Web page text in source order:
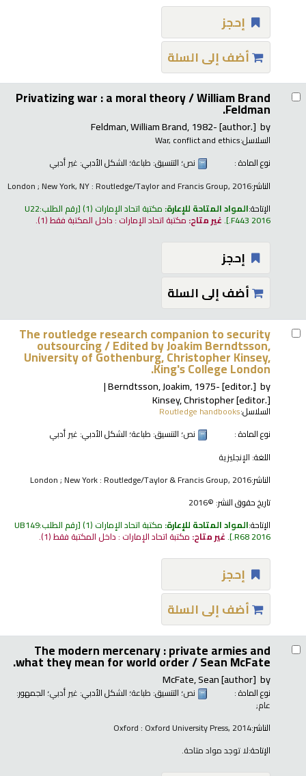
إحجز
أضف إلى السلة
Privatizing war : a moral theory /William Brand
Feldman.
by
Feldman, William Brand, 1982-[author.]
السلاسل:War, conflict and ethics
نوع المادة :
نص؛ التنسيق: طباعة؛ الشكل الأدبي: غير أدبي
الناشر:London ; New York, NY : Routledge/Taylor and Francis Group, 2016
الإتاحة:المواد المتاحة للإعارة: مكتبة اتحاد الإمارات (1) رقم الطلب:U22
.F443 2016
.غير متاح: مكتبة اتحاد الإمارات : داخل المكتبة فقط(1).
إحجز
أضف إلى السلة
The routledge research companion to security
outsourcing /Edited by Joakim Berndtsson,
University of Gothenburg, Christopher Kinsey,
King's College London.
by
Berndtsson, Joakim, 1975-[editor.]
Kinsey, Christopher[editor.]
السلاسل:Routledge handbooks
نوع المادة :
نص؛ التنسيق: طباعة؛ الشكل الأدبي: غير أدبي
اللغة: الإنجليزية
الناشر:London ; New York : Routledge/Taylor & Francis Group, 2016
تاريخ حقوق النشر: ©2016
الإتاحة:المواد المتاحة للإعارة: مكتبة اتحاد الإمارات (1) رقم الطلب:UB149
.R68 2016
.غير متاح: مكتبة اتحاد الإمارات : داخل المكتبة فقط(1).
إحجز
أضف إلى السلة
The modern mercenary : private armies and
what they mean for world order /Sean McFate.
by
McFate, Sean[author]
نوع المادة : نص؛ التنسيق: طباعة؛ الشكل الأدبي: غير أدبي؛ الجمهور:
عام;
الناشر:Oxford : Oxford University Press, 2014
الإتاحة:لا توجد مواد متاحة.